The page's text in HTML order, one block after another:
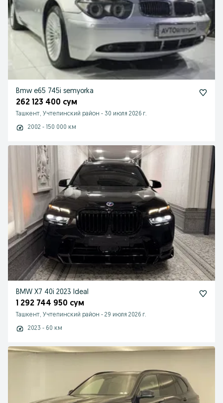
Bmw e65 745i semyorka
262 123 400 сум
Ташкент, Учтепинский район - 30 июля 2026 г.
2002 - 150 000 км
BMW X7 40i 2023 Ideal
1 292 744 950 сум
Ташкент, Учтепинский район - 29 июля 2026 г.
2023 - 60 км